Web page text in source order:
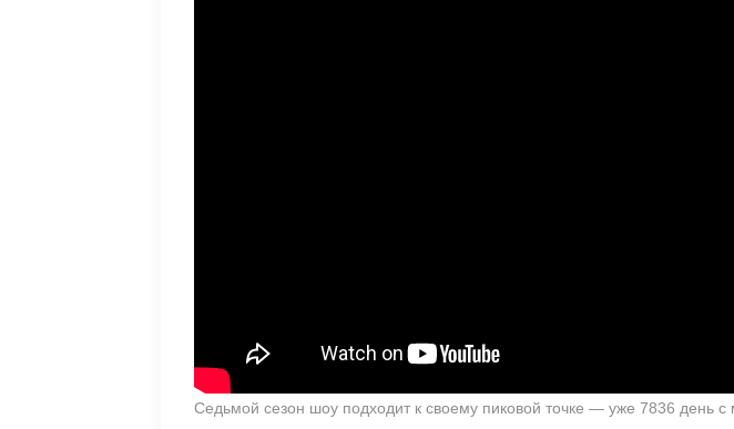
Седьмой сезон шоу подходит к своему пиковой точке — уже 7836 день